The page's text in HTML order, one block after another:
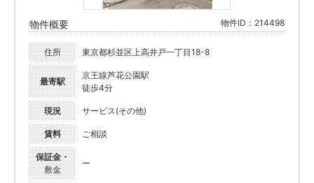
物件概要 物件ID：214498
住所 東京都杉並区上高井戸一丁目18-8
最寄駅
京王線芦花公園駅
徒歩4分
現況 サービス(その他)
賃料 ご相談
保証金・
敷金
ー